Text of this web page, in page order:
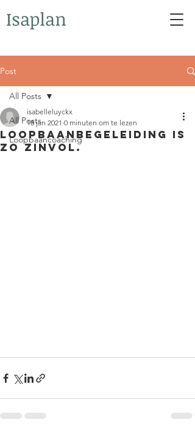
Isaplan
Post
All Posts
Loopbaancoaching
All Posts
Loopbaanbegeleiding is
zo zinvol.
isabelleluyckx
18 jan 2021 0 minuten om te lezen